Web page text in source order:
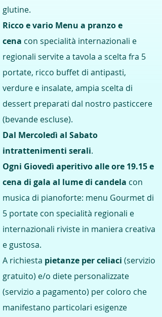
glutine.
Ricco e vario Menu a pranzo e
cena con specialità internazionali e
regionali servite a tavola a scelta fra 5
portate, ricco buffet di antipasti,
verdure e insalate, ampia scelta di
dessert preparati dal nostro pasticcere
(bevande escluse).
Dal Mercoledì al Sabato
intrattenimenti serali.
Ogni Giovedì aperitivo alle ore 19.15 e
cena di gala al lume di candela con
musica di pianoforte: menu Gourmet di
5 portate con specialità regionali e
internazionali riviste in maniera creativa
e gustosa.
A richiesta pietanze per celiaci (servizio
gratuito) e/o diete personalizzate
(servizio a pagamento) per coloro che
manifestano particolari esigenze